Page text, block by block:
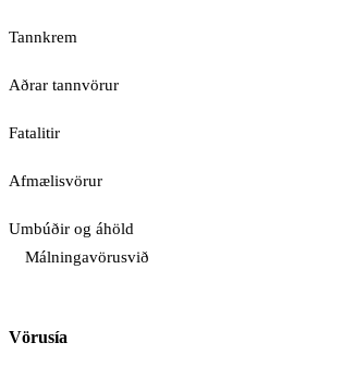
Tannkrem
Aðrar tannvörur
Fatalitir
Afmælisvörur
Umbúðir og áhöld
Málningavörusvið
Vörusía